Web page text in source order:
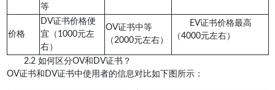
等
价格
DV证书价格便
宜（1000元左
右）
OV证书中等
（2000元左右）
EV证书价格最高
（4000元左右）
2.2 如何区分OV和DV证书？
OV证书和DV证书中使用者的信息对比如下图所示：